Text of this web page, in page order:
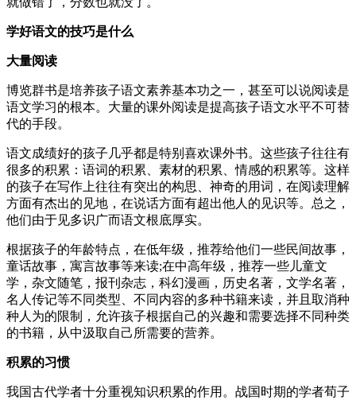
学好语文的技巧是什么
大量阅读
博览群书是培养孩子语文素养基本功之一，甚至可以说阅读是
语文学习的根本。大量的课外阅读是提高孩子语文水平不可替
代的手段。
语文成绩好的孩子几乎都是特别喜欢课外书。这些孩子往往有
很多的积累：语词的积累、素材的积累、情感的积累等。这样
的孩子在写作上往往有突出的构思、神奇的用词，在阅读理解
方面有杰出的见地，在说话方面有超出他人的见识等。总之，
他们由于见多识广而语文根底厚实。
根据孩子的年龄特点，在低年级，推荐给他们一些民间故事，
童话故事，寓言故事等来读;在中高年级，推荐一些儿童文
学，杂文随笔，报刊杂志，科幻漫画，历史名著，文学名著，
名人传记等不同类型、不同内容的多种书籍来读，并且取消种
种人为的限制，允许孩子根据自己的兴趣和需要选择不同种类
的书籍，从中汲取自己所需要的营养。
积累的习惯
我国古代学者十分重视知识积累的作用。战国时期的学者荀子